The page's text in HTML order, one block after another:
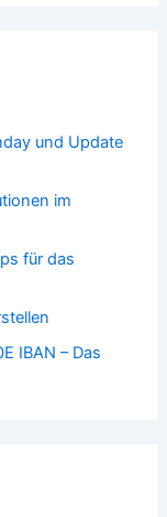
und Update
im
für das
IBAN – Das